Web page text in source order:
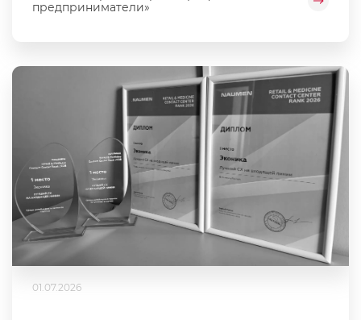
предприниматели»
01.07.2026